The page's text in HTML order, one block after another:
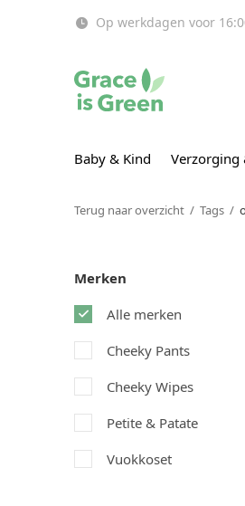
Baby & Kind Verzorging
Op werkdagen voor 16:00
Terug naar overzicht Tags
Merken
Alle merken
Cheeky Pants
Cheeky Wipes
Petite & Patate
Vuokkoset